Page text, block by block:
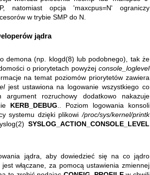
natomiast opcja 'maxcpus=N' ograniczy
w trybie SMP do N.
jądra
demona (np. klogd(8) lub podobnego), tak że
o priorytetach powyżej console_loglevel
na temat poziomów priorytetów zawiera
jest ustawiona na logowanie wszystkiego co
argument rozruchowy dodatkowo nakazuje
KERB_DEBUG.. Poziom logowania konsoli
systemu dzięki plikowi/proc/sys/kernel/printk
SYSLOG_ACTION_CONSOLE_LEVEL
jądra, aby dowiedzieć się na co jądro
włączane, za pomocą ustawienia zmiennej